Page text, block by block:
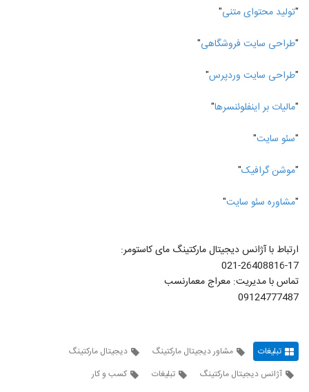
"تولید محتوای متنی"
"طراحی سایت فروشگاهی"
"طراحی سایت وردپرس"
"مالیات بر اینفلوئنسرها"
"سئو سایت"
"موشن گرافیک"
"مشاوره سئو سایت"
ارتباط با آژانس دیجیتال مارکتینگ مای کاستومر:
021-26408816-17
تماس با مدیریت: معراج معمارنسب
09124777487
تبلیغات مشاور دیجیتال مارکتینگ
دیجیتال مارکتینگ
آژانس دیجیتال مارکتینگ
تبلیغات کسب و کار